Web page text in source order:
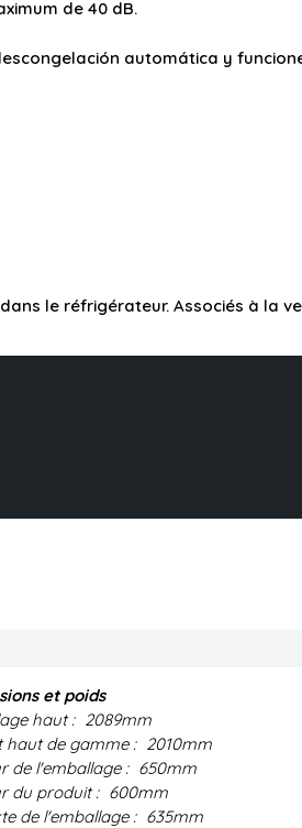
de 40 dB.
automática y
le réfrigérateur. Associés à la
et poids
haut : 2089mm
haut de gamme : 2010mm
de l'emballage : 650mm
du produit : 600mm
de l'emballage : 635mm